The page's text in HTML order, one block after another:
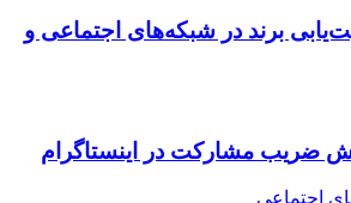
برند در شبکه‌های اجتماعی و
اجتماعی